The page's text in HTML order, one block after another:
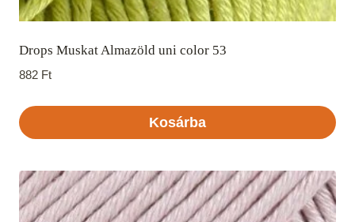
Drops Muskat Almazöld uni color 53
882 Ft
Kosárba